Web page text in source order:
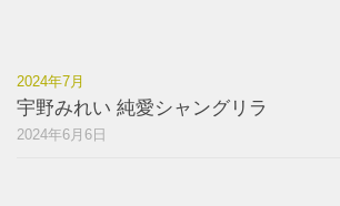
2024年7月
宇野みれい 純愛シャングリラ
2024年6月6日